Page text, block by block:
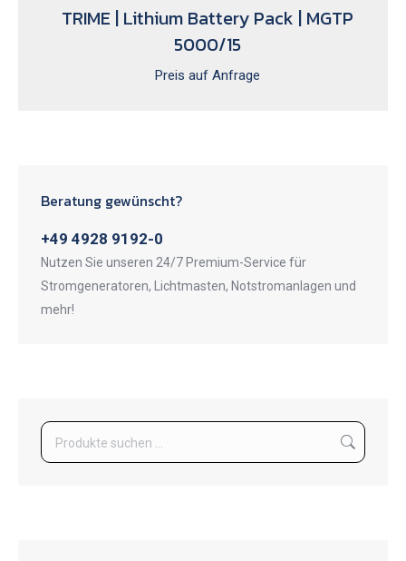
TRIME | Lithium Battery Pack | MGTP
5000/15
Preis auf Anfrage
Beratung gewünscht?
+49 4928 9192-0
Nutzen Sie unseren 24/7 Premium-Service für
Stromgeneratoren, Lichtmasten, Notstromanlagen und
mehr!